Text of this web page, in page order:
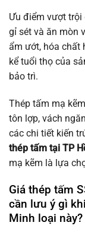
Ưu điểm vượt trội
gỉ sét và ăn mòn
ẩm ướt, hóa chất
kể tuổi thọ của
bảo trì.
Thép tấm mạ
tôn lợp, vách
các chi tiết kiến
thép tấm tại TP
mạ kẽm là lựa
Giá thép tấm
cần lưu ý gì
Minh loại này?